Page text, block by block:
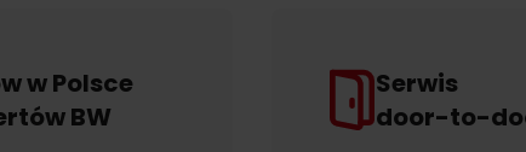
w Polsce
BW
Serwis
door-to-